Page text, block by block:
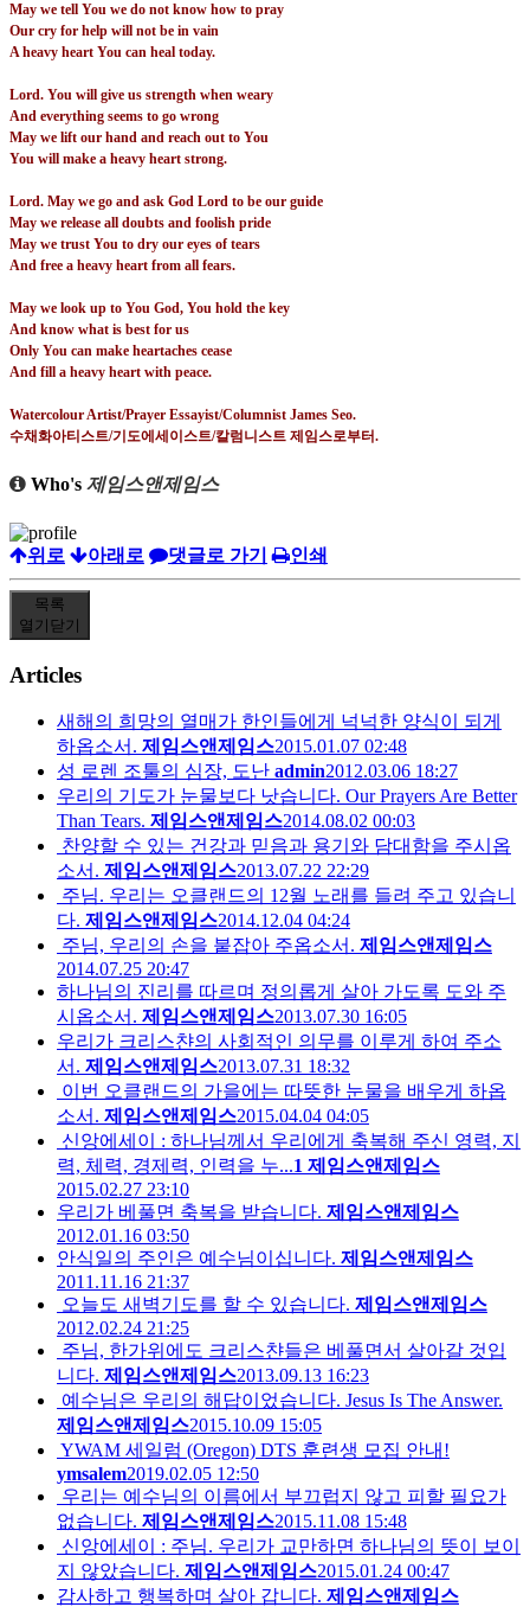
May we tell You we do not know how to pray
Our cry for help will not be in vain
A heavy heart You can heal today.
Lord. You will give us strength when weary
And everything seems to go wrong
May we lift our hand and reach out to You
You will make a heavy heart strong.
Lord. May we go and ask God Lord to be our guide
May we release all doubts and foolish pride
May we trust You to dry our eyes of tears
And free a heavy heart from all fears.
May we look up to You God, You hold the key
And know what is best for us
Only You can make heartaches cease
And fill a heavy heart with peace.
Watercolour Artist/Prayer Essayist/Columnist James Seo.
수채화아티스트/기도에세이스트/칼럼니스트 제임스로부터.
Who's 제임스앤제임스
위로 아래로 댓글로 가기 인쇄
목록
열기 닫기
Articles
새해의 희망의 열매가 한인들에게 넉넉한 양식이 되게
하옵소서. 제임스앤제임스2015.01.07 02:48
성 로렌 조툴의 심장, 도난 admin2012.03.06 18:27
우리의 기도가 눈물보다 낫습니다. Our Prayers Are Better
Than Tears. 제임스앤제임스2014.08.02 00:03
찬양할 수 있는 건강과 믿음과 용기와 담대함을 주시옵
소서. 제임스앤제임스2013.07.22 22:29
주님. 우리는 오클랜드의 12월 노래를 들려 주고 있습니
다. 제임스앤제임스2014.12.04 04:24
주님, 우리의 손을 붙잡아 주옵소서. 제임스앤제임스
2014.07.25 20:47
하나님의 진리를 따르며 정의롭게 살아 가도록 도와 주
시옵소서. 제임스앤제임스2013.07.30 16:05
우리가 크리스챤의 사회적인 의무를 이루게 하여 주소
서. 제임스앤제임스2013.07.31 18:32
이번 오클랜드의 가을에는 따뜻한 눈물을 배우게 하옵
소서. 제임스앤제임스2015.04.04 04:05
신앙에세이 : 하나님께서 우리에게 축복해 주신 영력, 지
력, 체력, 경제력, 인력을 누...1 제임스앤제임스
2015.02.27 23:10
우리가 베풀면 축복을 받습니다. 제임스앤제임스
2012.01.16 03:50
안식일의 주인은 예수님이십니다. 제임스앤제임스
2011.11.16 21:37
오늘도 새벽기도를 할 수 있습니다. 제임스앤제임스
2012.02.24 21:25
주님, 한가위에도 크리스챤들은 베풀면서 살아갈 것입
니다. 제임스앤제임스2013.09.13 16:23
예수님은 우리의 해답이었습니다. Jesus Is The Answer.
제임스앤제임스2015.10.09 15:05
YWAM 세일럼 (Oregon) DTS 훈련생 모집 안내!
ymsalem2019.02.05 12:50
우리는 예수님의 이름에서 부끄럽지 않고 피할 필요가
없습니다. 제임스앤제임스2015.11.08 15:48
신앙에세이 : 주님. 우리가 교만하면 하나님의 뜻이 보이
지 않았습니다. 제임스앤제임스2015.01.24 00:47
감사하고 행복하며 살아 갑니다. 제임스앤제임스